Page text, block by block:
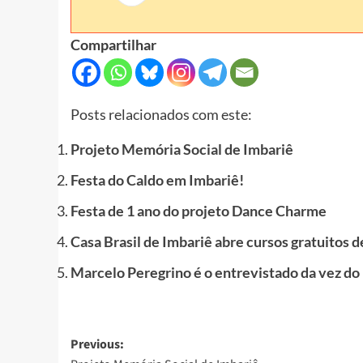
Compartilhar
Posts relacionados com este:
Projeto Memória Social de Imbariê
Festa do Caldo em Imbariê!
Festa de 1 ano do projeto Dance Charme
Casa Brasil de Imbariê abre cursos gratuitos
Marcelo Peregrino é o entrevistado da vez
Post
Previous: